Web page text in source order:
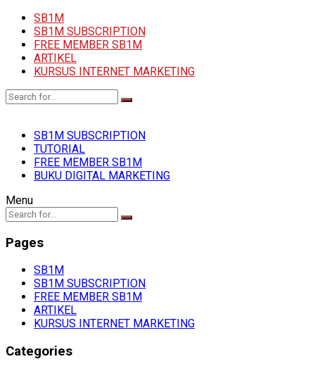
SB1M
SB1M SUBSCRIPTION
FREE MEMBER SB1M
ARTIKEL
KURSUS INTERNET MARKETING
SB1M SUBSCRIPTION
TUTORIAL
FREE MEMBER SB1M
BUKU DIGITAL MARKETING
Menu
Pages
SB1M
SB1M SUBSCRIPTION
FREE MEMBER SB1M
ARTIKEL
KURSUS INTERNET MARKETING
Categories